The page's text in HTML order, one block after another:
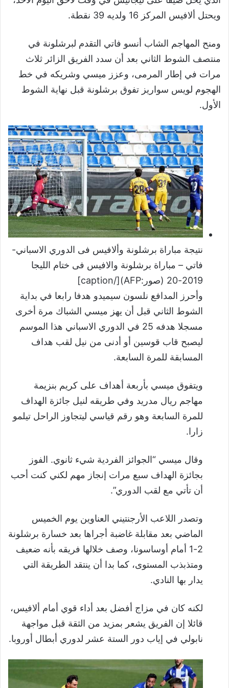
ويحتل ألافيس المركز 16 ولديه 39 نقطة.
ومنح المهاجم الشاب أنسو فاتي التقدم لبرشلونة في
منتصف الشوط الثاني بعد أن سدد الفريق الزائر ثلاث
مرات في إطار المرمى، وعزز ميسي وشريكه في خط
الهجوم لويس سواريز تفوق برشلونة قبل نهاية الشوط
الأول.
نتيجة مباراة برشلونة وألافيس فى الدوري الاسباني-
فاتي – مباراة برشلونة والافيس فى ختام الليجا
2019-20 (صور:AFP)[/caption]
وأحرز المدافع نلسون سيميدو هدفا رابعا في بداية
الشوط الثاني قبل أن يهز ميسي الشباك مرة أخرى
مسجلا هدفه 25 في الدوري الاسباني هذا الموسم
ليصبح قاب قوسين أو أدنى من نيل لقب هداف
المسابقة للمرة السابعة.
ويتفوق ميسي بأربعة أهداف على كريم بنزيمة
مهاجم ريال مدريد وفي طريقه لنيل جائزة الهداف
للمرة السابعة وهو رقم قياسي ليتجاوز الراحل تيلمو
زارا.
وقال ميسي “الجوائز الفردية شيء ثانوي. الفوز
بجائزة الهداف سبع مرات إنجاز مهم لكني كنت أحب
أن تأتي مع لقب الدوري”.
وتصدر اللاعب الأرجنتيني العناوين يوم الخميس
الماضي بعد مقابلة غاضبة أجراها بعد خسارة برشلونة
2-1 أمام أوساسونا، وصف خلالها فريقه بأنه ضعيف
ومتذبذب المستوى، كما بدا أن ينتقد الطريقة التي
يدار بها النادي.
لكنه كان في مزاج أفضل بعد أداء قوي أمام ألافيس،
قائلا إن الفريق يشعر بمزيد من الثقة قبل مواجهة
نابولي في إياب دور الستة عشر لدوري أبطال أوروبا.